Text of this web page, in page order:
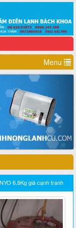
Menu
6,8Kg giá cạnh tranh